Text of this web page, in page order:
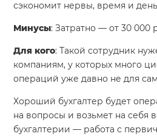
сэкономит нервы, время и
Минусы: Затратно — от 30 000
Для кого: Такой сотрудник
компаниям, у которых много
операций уже давно не для
Хороший бухгалтер будет
на вопросы и возьмет на себя
бухгалтерии — работа с